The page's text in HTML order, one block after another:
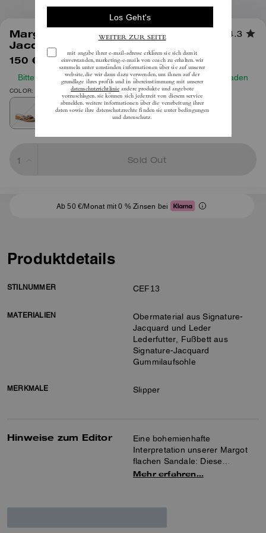
Margot Sandale Aus Signature-
Jacquard Mit Holzplateau
4.3
150 € 250 €inkl. MwSt.
Bitte prüfen Sie vor Ihrer Bestellung unseren Größenleitfaden
COLOR: Eiche/Bonbonrosa
Sold Out
Ab 50 €/Monat mit 0 % Zinsen bei
Produktdetails
STILNUMMER CEF13
MATERIALIEN
Obermaterial aus Signature-
Jacquard und Leder
Lederfutter, Fußbett aus
Signature-Jacquard
Gummilaufsohle
MERKMALE Slipper
Hinweise zum Editor
Eine bohemienhafte
Interpretation unserer Margot
flachen Sandale: Diese
unkomplizierte Slip-on-
Gefertigt aus unserem
Lederbesatz, wird sie durch
Mehr erfahren…